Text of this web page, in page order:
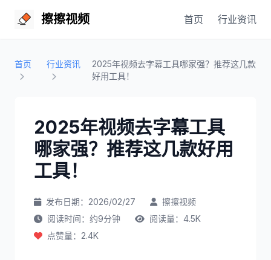
擦擦视频 首页 行业资讯
首页 行业资讯
2025年视频去字幕工具哪家强？推荐这几款
好用工具！
2025年视频去字幕工具
哪家强？推荐这几款好用
工具！
发布日期：2026/02/27
擦擦视频
阅读时间：约9分钟
阅读量：4.5K
点赞量：2.4K